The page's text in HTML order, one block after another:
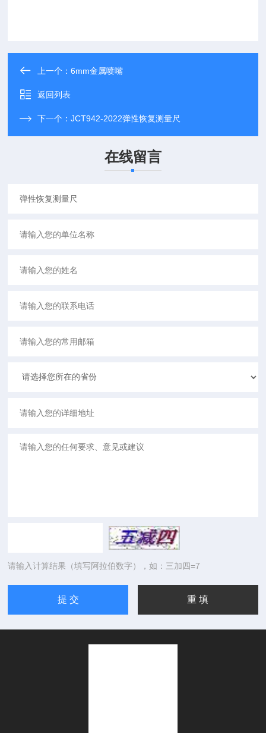
上一个：6mm金属喷嘴
返回列表
下一个：JCT942-2022弹性恢复测量尺
在线留言
请输入计算结果（填写阿拉伯数字），如：三加四=7